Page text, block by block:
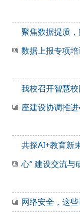
聚焦数据提质
数据上报专项
我校召开智慧
座建设协调推
共探AI+教育新
心” 建设交流与
网络安全，这